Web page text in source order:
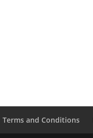
Terms and Conditions